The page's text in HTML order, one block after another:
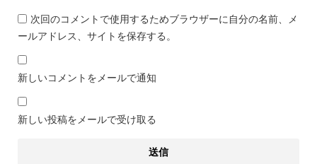
次回のコメントで使用するためブラウザーに自分の名前、メ
ールアドレス、サイトを保存する。
新しいコメントをメールで通知
新しい投稿をメールで受け取る